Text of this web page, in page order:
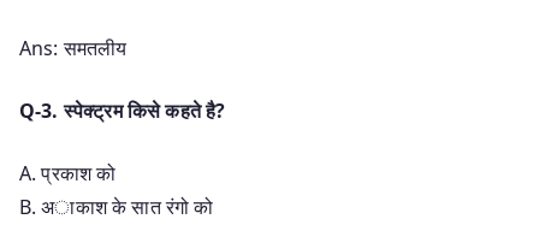
Ans: समतलीय
Q-3. स्पेक्ट्रम किसे कहते है?
A. प्रकाश को
B. अाकाश के सात रंगो को